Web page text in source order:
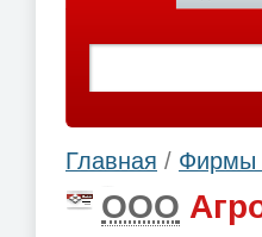
Главная / Фирмы
ООО